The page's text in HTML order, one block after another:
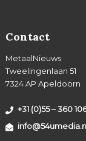
Contact
MetaalNieuws
Tweelingenlaan 51
7324 AP Apeldoorn
+31 (0)55 – 360